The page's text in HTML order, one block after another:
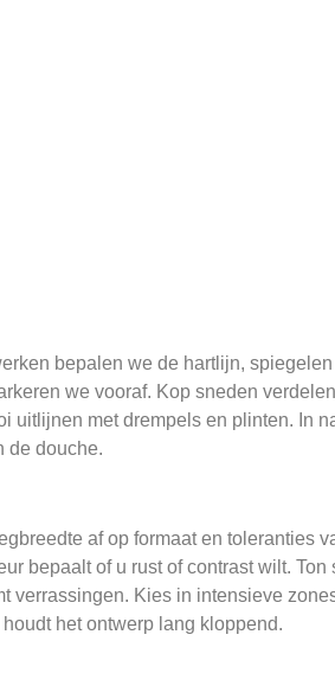
bepalen we de hartlijn,
we vooraf. Kop sneden
met drempels en plinten. In
de douche.
af op formaat en toleranties
bepaalt of u rust of contrast wilt.
verrassingen. Kies in intensieve
het ontwerp lang kloppend.